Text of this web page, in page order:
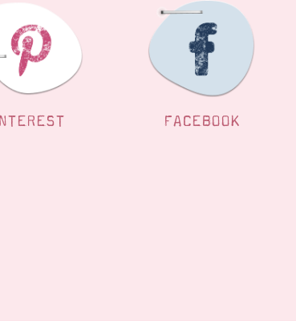
FACEBOOK